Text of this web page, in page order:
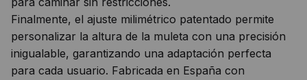
Finalmente, el ajuste milimétrico patentado permite
personalizar la altura de la muleta con una precisión
inigualable, garantizando una adaptación perfecta
para cada usuario. Fabricada en España con